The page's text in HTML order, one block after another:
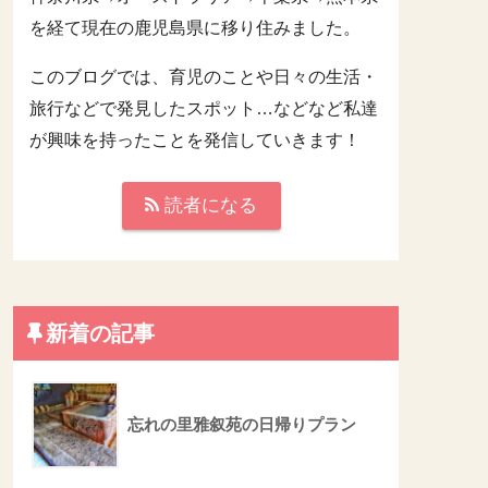
を経て現在の鹿児島県に移り住みました。
このブログでは、育児のことや日々の生活・
旅行などで発見したスポット…などなど私達
が興味を持ったことを発信していきます！
読者になる
新着の記事
忘れの里雅叙苑の日帰りプラン